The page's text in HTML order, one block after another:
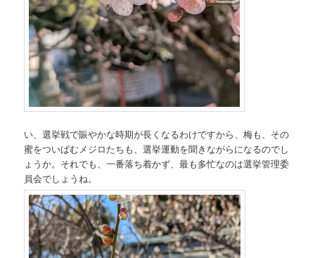
い、選挙戦で賑やかな時期が長くなるわけですから、梅も、その
蜜をついばむメジロたちも、選挙運動を聞きながらになるのでし
ょうか。それでも、一番落ち着かず、最も多忙なのは選挙管理委
員会でしょうね。